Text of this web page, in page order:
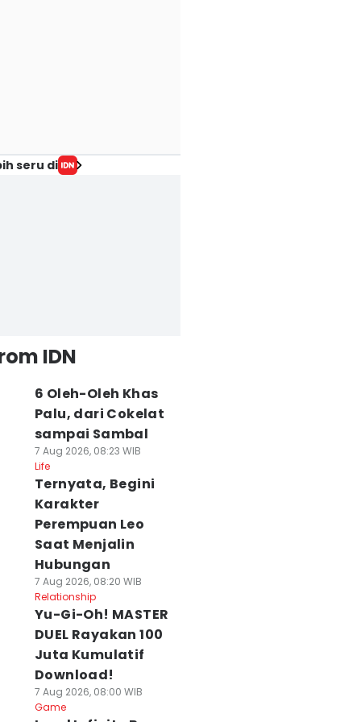
seru di
IDN
6 Oleh-Oleh Khas
Palu, dari Cokelat
sampai Sambal
7 Aug 2026, 08:23 WIB
Life
Ternyata, Begini
Karakter
Perempuan Leo
Saat Menjalin
Hubungan
7 Aug 2026, 08:20 WIB
Relationship
Yu-Gi-Oh! MASTER
DUEL Rayakan 100
Juta Kumulatif
Download!
7 Aug 2026, 08:00 WIB
Game